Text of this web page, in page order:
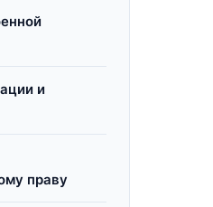
и
праву